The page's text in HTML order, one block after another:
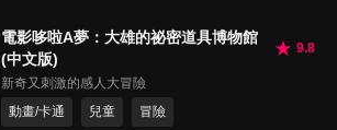
電影哆啦A夢：大雄的祕密道具博物館
(中文版)
9.8
新奇又刺激的感人大冒險
動畫/卡通
兒童 冒險